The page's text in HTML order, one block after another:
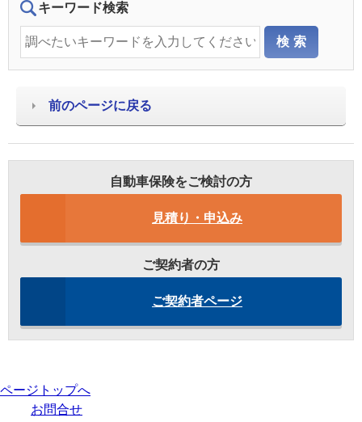
キーワード検索
前のページに戻る
自動車保険をご検討の方
見積り・申込み
ご契約者の方
ご契約者ページ
ページトップへ
お問合せ